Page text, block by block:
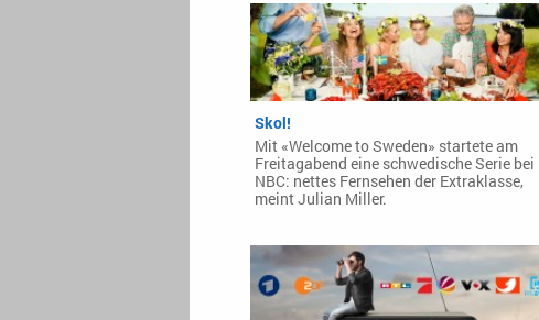
Skol!
Mit «Welcome to Sweden» startete am
Freitagabend eine schwedische Serie bei
NBC: nettes Fernsehen der Extraklasse,
meint Julian Miller.